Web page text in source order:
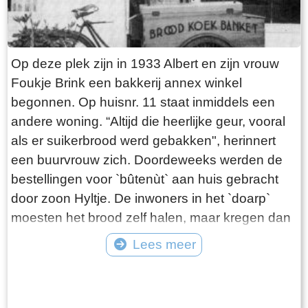
Op deze plek zijn in 1933 Albert en zijn vrouw
Foukje Brink een bakkerij annex winkel
begonnen. Op huisnr. 11 staat inmiddels een
andere woning. “Altijd die heerlijke geur, vooral
als er suikerbrood werd gebakken", herinnert
een buurvrouw zich. Doordeweeks werden de
bestellingen voor `bûtenùt` aan huis gebracht
door zoon Hyltje. De inwoners in het `doarp`
moesten het brood zelf halen, maar kregen dan
wel als beloning een stuk `koarstekoeke` mee.
Dit was een soort kruidkoek, waar de bakker de
Lees meer